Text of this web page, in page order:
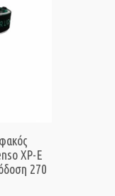
XP-E
270